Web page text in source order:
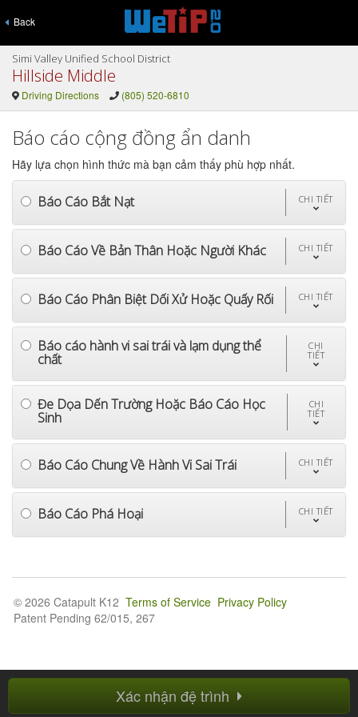
Back
Simi Valley Unified School District
Hillside Middle
Driving Directions (805) 520-6810
Báo cáo cộng đồng ẩn danh
Hãy lựa chọn hình thức mà bạn cảm thấy phù hợp nhất.
Báo Cáo Bắt Nạt CHI TIẾT
Báo Cáo Về Bản Thân Hoặc Người Khác CHI TIẾT
Báo Cáo Phân Biệt Dối Xử Hoặc Quấy Rối CHI TIẾT
Báo cáo hành vi sai trái và lạm dụng thể
chất
CHI
TIẾT
Đe Dọa Dến Trường Hoặc Báo Cáo Học
Sinh
CHI
TIẾT
Báo Cáo Chung Về Hành Vi Sai Trái CHI TIẾT
Báo Cáo Phá Hoại CHI TIẾT
Xác nhận đệ trình
© 2026 Catapult K12 Terms of Service Privacy Policy
Patent Pending 62/015, 267